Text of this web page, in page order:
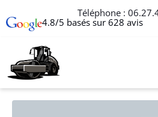
Téléphone :
4.8/5 basés sur 628 avis